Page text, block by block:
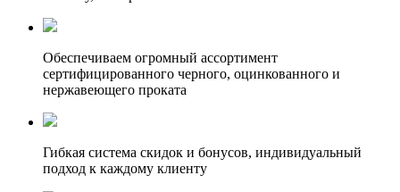
Обеспечиваем огромный ассортимент
сертифицированного черного, оцинкованного и
нержавеющего проката
Гибкая система скидок и бонусов, индивидуальный
подход к каждому клиенту